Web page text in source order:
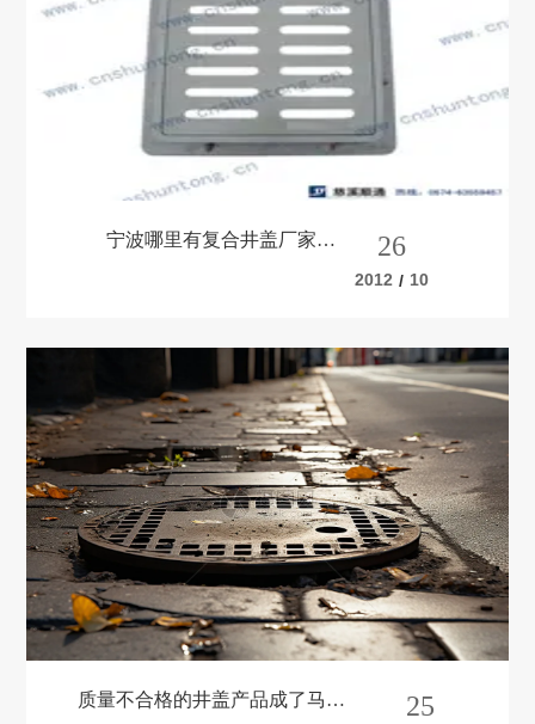
宁波哪里有复合井盖厂家
26
2012 / 10
质量不合格的井盖产品成了马路
25